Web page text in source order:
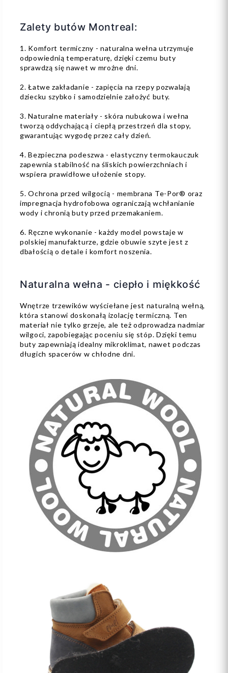
Zalety butów Montreal:
1. Komfort termiczny - naturalna wełna utrzymuje
odpowiednią temperaturę, dzięki czemu buty
sprawdzą się nawet w mroźne dni.
2. Łatwe zakładanie - zapięcia na rzepy pozwalają
dziecku szybko i samodzielnie założyć buty.
3. Naturalne materiały - skóra nubukowa i wełna
tworzą oddychającą i ciepłą przestrzeń dla stopy,
gwarantując wygodę przez cały dzień.
4. Bezpieczna podeszwa - elastyczny termokauczuk
zapewnia stabilność na śliskich powierzchniach i
wspiera prawidłowe ułożenie stopy.
5. Ochrona przed wilgocią - membrana Te-Por® oraz
impregnacja hydrofobowa ograniczają wchłanianie
wody i chronią buty przed przemakaniem.
6. Ręczne wykonanie - każdy model powstaje w
polskiej manufakturze, gdzie obuwie szyte jest z
dbałością o detale i komfort noszenia.
Naturalna wełna - ciepło i miękkość
Wnętrze trzewików wyściełane jest naturalną wełną,
która stanowi doskonałą izolację termiczną. Ten
materiał nie tylko grzeje, ale też odprowadza nadmiar
wilgoci, zapobiegając poceniu się stóp. Dzięki temu
buty zapewniają idealny mikroklimat, nawet podczas
długich spacerów w chłodne dni.